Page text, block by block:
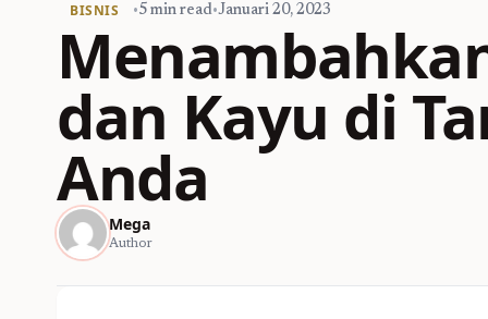
BISNIS •5 min read•Januari 20, 2023
dan Kayu di
Anda
Mega
Author